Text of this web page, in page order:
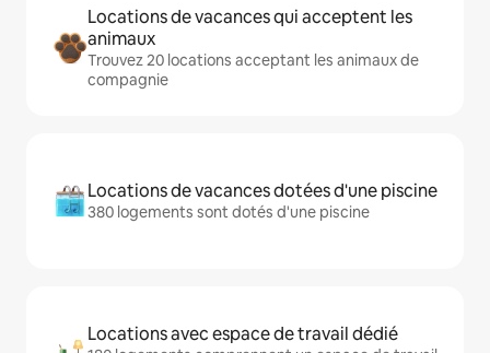
Locations de vacances qui acceptent les
animaux
Trouvez 20 locations acceptant les animaux de
compagnie
Locations de vacances dotées d'une piscine
380 logements sont dotés d'une piscine
Locations avec espace de travail dédié